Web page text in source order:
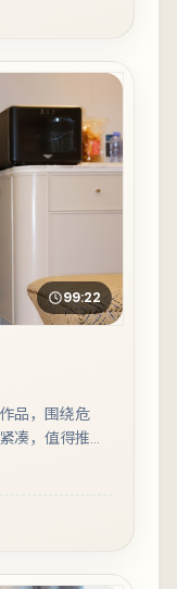
99:22
品，围绕危
凑，值得推荐